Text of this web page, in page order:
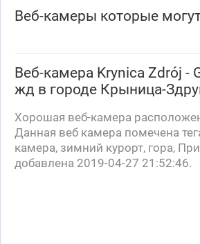
Веб-камеры которые
Веб-камера Krynica Zdrój -
жд в городе Крыница-
Хорошая веб-камера
Данная веб камера помечена
камера, зимний курорт, гора,
добавлена 2019-04-27 21:52:46.